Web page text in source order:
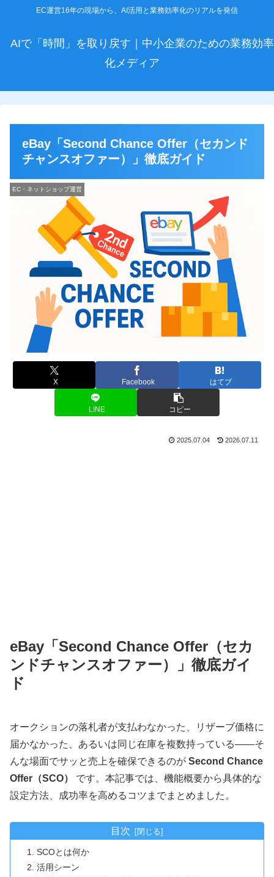
EC運営16年の現場から、AI活用と業務効率化のリアルを発信
AIで「時間」を取り戻す｜中小企業のための業務効率
化メディア
eBay「Second Chance Offer（セカンド
チャンスオファー）」徹底ガイド
EC・ネットショップ運営
X Facebook はてブ
LINE コピー
2025.07.04 2026.07.11
eBay「Second Chance Offer（セカ
ンドチャンスオファー）」徹底ガイ
ド
オークションの落札者が支払わなかった、リザーブ価格に
届かなかった、あるいは同じ在庫を複数持っている——そ
んな場面でサッと売上を確保できるのが Second Chance
Offer（SCO）
です。本記事では、機能概要から具体的な
設定方法、成功率を高めるコツまでまとめました。
目次
SCOとは何か
活用シーン